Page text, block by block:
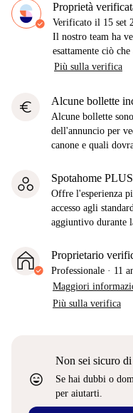
Proprietà
Verificato il 15 set
Il nostro team ha
esattamente ciò
Più sulla verifica
euro Alcune bollette
Alcune bollette
dell'annuncio per
canone e quali
Spotahome PLUS
Offre l'esperienza
accesso agli
aggiuntivo durante
Proprietario
Professionale · 11
Maggiori
Più sulla verifica
sentiment_very_satisfied
Non sei sicuro di
Se hai dubbi o
per aiutarti.